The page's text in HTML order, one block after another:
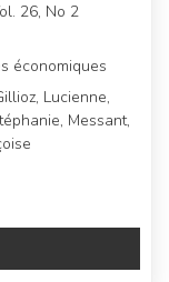
26, No 2
économiques
Lucienne,
Messant,